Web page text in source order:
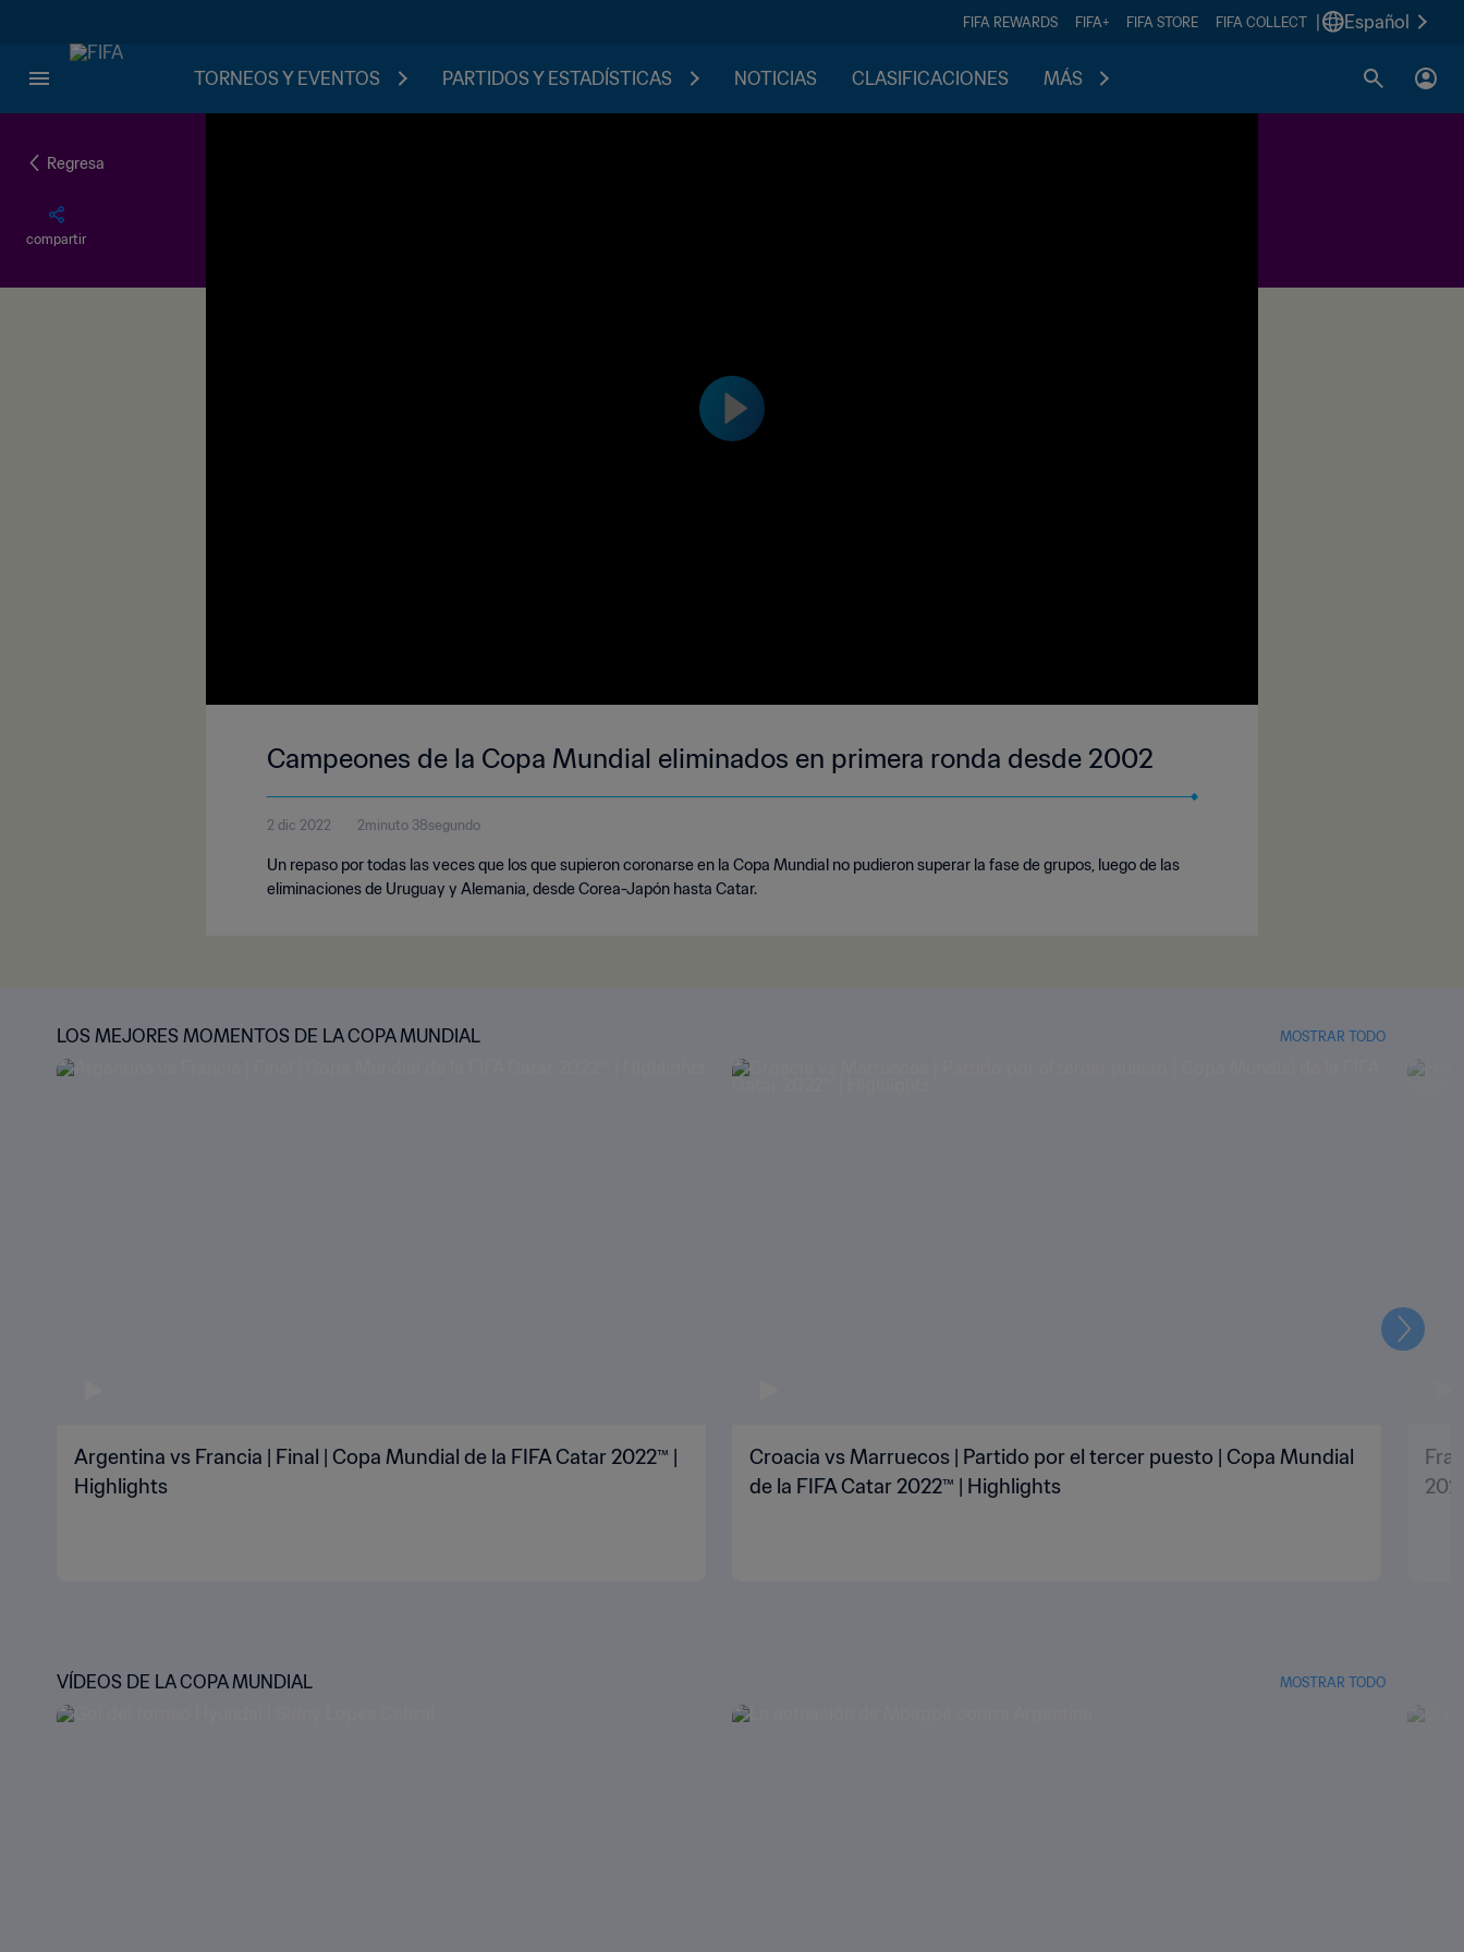
FIFA REWARDS FIFA+ FIFA STORE FIFA COLLECT Español
TORNEOS Y EVENTOS PARTIDOS Y ESTADÍSTICAS NOTICIAS CLASIFICACIONES MÁS
Regresa
compartir
Campeones de la Copa Mundial eliminados en primera ronda desde 2002
2 dic 2022 2minuto 38segundo
Un repaso por todas las veces que los que supieron coronarse en la Copa Mundial no pudieron superar la fase de grupos, luego de las
eliminaciones de Uruguay y Alemania, desde Corea-Japón hasta Catar.
LOS MEJORES MOMENTOS DE LA COPA MUNDIAL MOSTRAR TODO
Argentina vs Francia | Final | Copa Mundial de la FIFA Catar 2022™ |
Highlights
Croacia vs Marruecos | Partido por el tercer puesto | Copa Mundial
de la FIFA Catar 2022™ | Highlights
VÍDEOS DE LA COPA MUNDIAL MOSTRAR TODO